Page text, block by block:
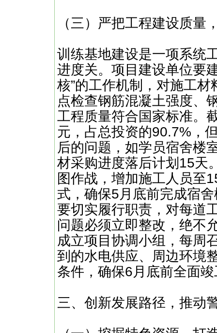
（三）严把工程建设质量
训练基地建设是一项系统
进度关。项目建设单位要
核”的工作机制，对施工
点检查钢筋混凝土强度、
工程质量符合国家标准。
元，占总投资的90.7%，
后的问题，如学员宿舍楼
材采购进度落后计划15天
图作战，增加施工人员至
式，确保5月底前完成宿
要切实履行职责，对每道
问题必须立即整改，绝不
成立项目协调小组，每周
到的水电供应、周边环境
条件，确保6月底前全面
三、创新发展路径，推动